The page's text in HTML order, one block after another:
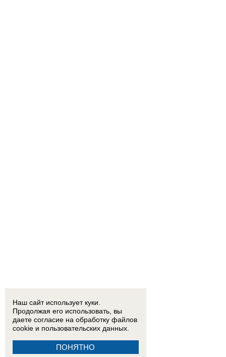
Наш сайт использует куки.
Продолжая его использовать, вы
даете согласие на обработку файлов
cookie и пользовательских данных.
ПОНЯТНО